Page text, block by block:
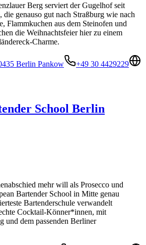
Berg serviert der Gugelhof seit
die genauso gut nach Straßburg wie nach
Flammkuchen aus dem Steinofen und
die Weihnachtsfeier hier zu einem
Charme.
Berlin Pankow
+49 30 4429229
School Berlin
mehr will als Prosecco und
Bartender School in Mitte genau
Bartenderschule verwandelt
Cocktail-Könner*innen, mit
und dem passenden Berliner